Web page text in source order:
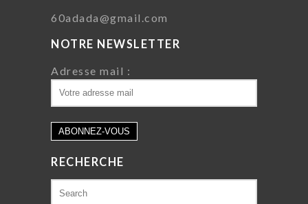
60adada@gmail.com
NOTRE NEWSLETTER
Adresse mail :
RECHERCHE
for: